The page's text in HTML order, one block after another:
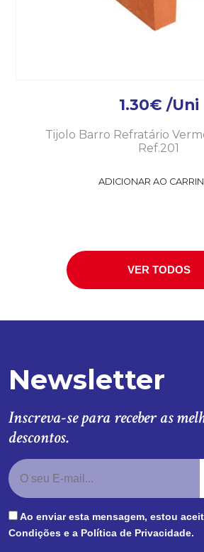
1.30€ /Uni
Tijolo Barro Refratário
Ref.201
ADICIONAR AO
VER TODOS
Newsletter
Inscreva-se para receber as
descontos.
Ao enviar esta mensagem, estou
Condições e a Política de Privacidade.